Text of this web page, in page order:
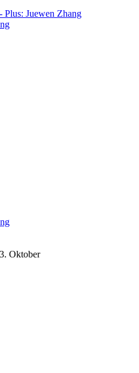
- Plus: Juewen Zhang
Oktober